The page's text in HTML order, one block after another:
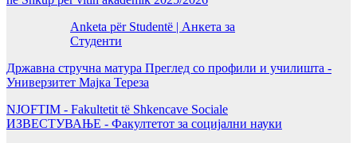
Anketa për Studentë | Анкета за
Студенти
Државна стручна матура Преглед со профили и училишта -
Универзитет Мајка Тереза
NJOFTIM - Fakultetit të Shkencave Sociale
ИЗВЕСТУВАЊЕ - Факултетот за социјални науки